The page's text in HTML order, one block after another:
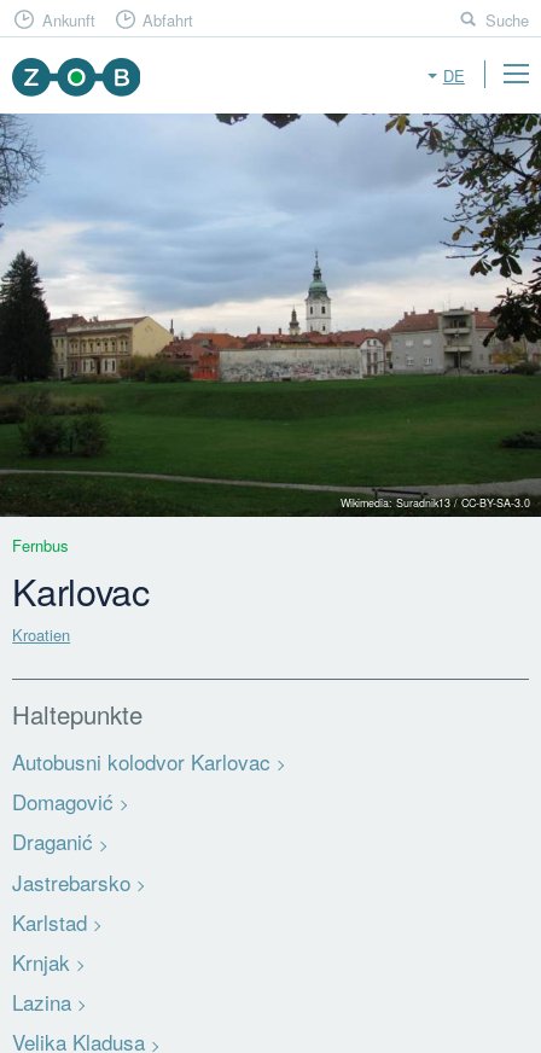
DE
Ankunft Abfahrt Suche
Wikimedia: Suradnik13 / CC-BY-SA-3.0
Fernbus
Karlovac
Kroatien
Haltepunkte
Autobusni kolodvor Karlovac
Domagović
Draganić
Jastrebarsko
Karlstad
Krnjak
Lazina
Velika Kladusa